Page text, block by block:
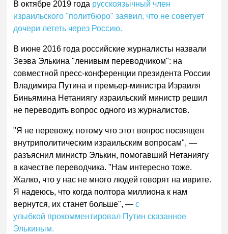
В октябре 2019 года русскоязычный член
израильского "политбюро" заявил, что не советует
дочери лететь через Россию.
В июне 2016 года российские журналисты назвали
Зеэва Элькина "ленивым переводчиком": на
совместной пресс-конференции президента России
Владимира Путина и премьер-министра Израиля
Биньямина Нетаниягу израильский министр решил
не переводить вопрос одного из журналистов.
"Я не перевожу, потому что этот вопрос посвящен
внутриполитическим израильским вопросам", —
разъяснил министр Элькин, помогавший Нетаниягу
в качестве переводчика. "Нам интересно тоже.
Жалко, что у нас не много людей говорят на иврите.
Я надеюсь, что когда полтора миллиона к нам
вернутся, их станет больше", — с
улыбкой прокомментировал Путин сказанное
Элькиным.